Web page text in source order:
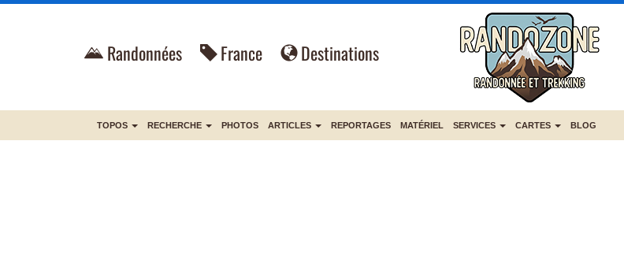
Randonnées France Destinations
TOPOS RECHERCHE PHOTOS ARTICLES REPORTAGES MATÉRIEL SERVICES CARTES BLOG